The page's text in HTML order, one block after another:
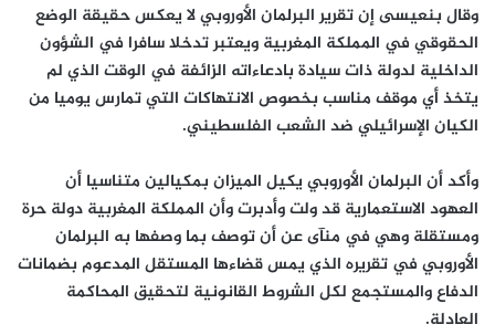
وقال بنعيسى إن تقرير البرلمان الأوروبي لا يعكس حقيقة الوضع
الحقوقي في المملكة المغربية ويعتبر تدخلا سافرا في الشؤون
الداخلية لدولة ذات سيادة بادعاءاته الزائفة ‏في الوقت الذي لم
يتخذ أي موقف مناسب بخصوص الانتهاكات التي تمارس يوميا من
الكيان الإسرائيلي ضد الشعب الفلسطيني.
وأكد أن البرلمان الأوروبي يكيل الميزان بمكيالين متناسيا أن
العهود الاستعمارية قد ولت وأدبرت وأن المملكة المغربية دولة حرة
ومستقلة وهي في منآى عن أن توصف بما وصفها به البرلمان
الأوروبي في تقريره الذي يمس قضاءها المستقل المدعوم بضمانات
الدفاع والمستجمع لكل الشروط القانونية لتحقيق المحاكمة
العادلة.